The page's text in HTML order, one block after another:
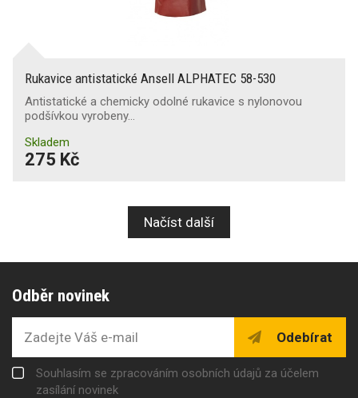
Rukavice antistatické Ansell ALPHATEC 58-530
Antistatické a chemicky odolné rukavice s nylonovou
podšívkou vyrobeny…
Skladem
275 Kč
Načíst další
Odběr novinek
Odebírat
Souhlasím se zpracováním osobních údajů za účelem
zasílání novinek